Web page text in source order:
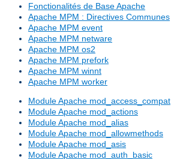
Fonctionalités de Base Apache
Apache MPM : Directives Communes
Apache MPM event
Apache MPM netware
Apache MPM os2
Apache MPM prefork
Apache MPM winnt
Apache MPM worker
Module Apache mod_access_compat
Module Apache mod_actions
Module Apache mod_alias
Module Apache mod_allowmethods
Module Apache mod_asis
Module Apache mod_auth_basic